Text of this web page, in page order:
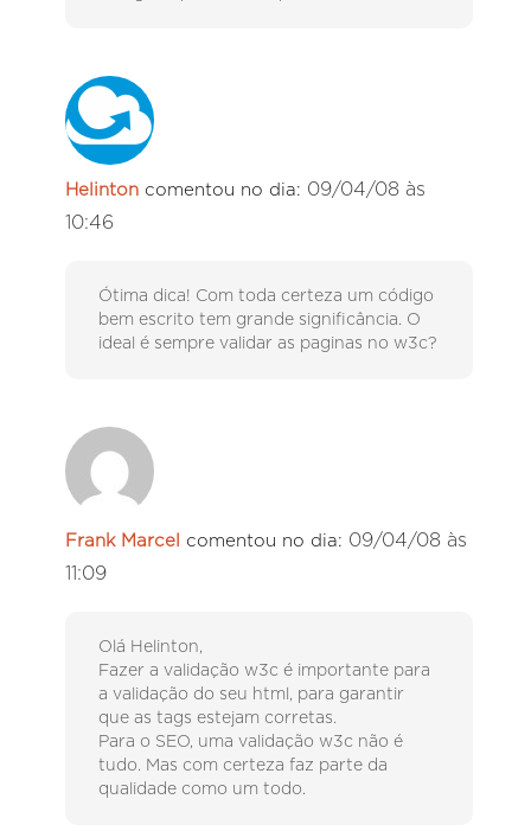
Helinton comentou no dia: 09/04/08 às
10:46
Ótima dica! Com toda certeza um código
bem escrito tem grande significância. O
ideal é sempre validar as paginas no w3c?
Frank Marcel comentou no dia: 09/04/08 às
11:09
Olá Helinton,
Fazer a validação w3c é importante para
a validação do seu html, para garantir
que as tags estejam corretas.
Para o SEO, uma validação w3c não é
tudo. Mas com certeza faz parte da
qualidade como um todo.